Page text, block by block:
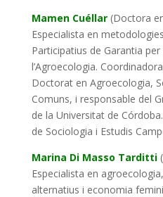
Mamen Cuéllar(Doctora
Especialista en
Participatius de Garantia per
l’Agroecologia.
Doctorat en Agroecologia,
Comuns, i responsable del
de la Universitat de
de Sociologia i Estudis
Marina Di Masso Tarditti
Especialista en
alternatius i economia